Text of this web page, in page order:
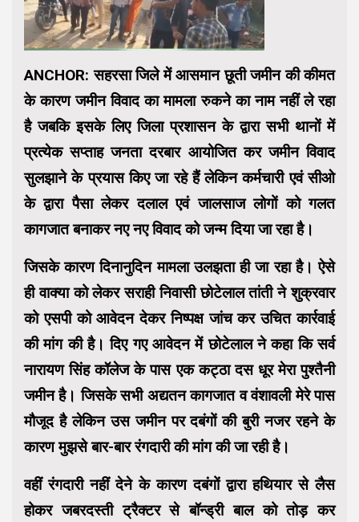
ANCHOR: सहरसा जिले में आसमान छूती जमीन की कीमत
के कारण जमीन विवाद का मामला रुकने का नाम नहीं ले रहा
है जबकि इसके लिए जिला प्रशासन के द्वारा सभी थानों में
प्रत्येक सप्ताह जनता दरबार आयोजित कर जमीन विवाद
सुलझाने के प्रयास किए जा रहे हैं लेकिन कर्मचारी एवं सीओ
के द्वारा पैसा लेकर दलाल एवं जालसाज लोगों को गलत
कागजात बनाकर नए नए विवाद को जन्म दिया जा रहा है।
जिसके कारण दिनानुदिन मामला उलझता ही जा रहा है। ऐसे
ही वाक्या को लेकर सराही निवासी छोटेलाल तांती ने शुक्रवार
को एसपी को आवेदन देकर निष्पक्ष जांच कर उचित कार्रवाई
की मांग की है। दिए गए आवेदन में छोटेलाल ने कहा कि सर्व
नारायण सिंह कॉलेज के पास एक कट्ठा दस धूर मेरा पुश्तैनी
जमीन है। जिसके सभी अद्यतन कागजात व वंशावली मेरे पास
मौजूद है लेकिन उस जमीन पर दबंगों की बुरी नजर रहने के
कारण मुझसे बार-बार रंगदारी की मांग की जा रही है।
वहीं रंगदारी नहीं देने के कारण दबंगों द्वारा हथियार से लैस
होकर जबरदस्ती ट्रैक्टर से बॉन्ड्री बाल को तोड़ कर